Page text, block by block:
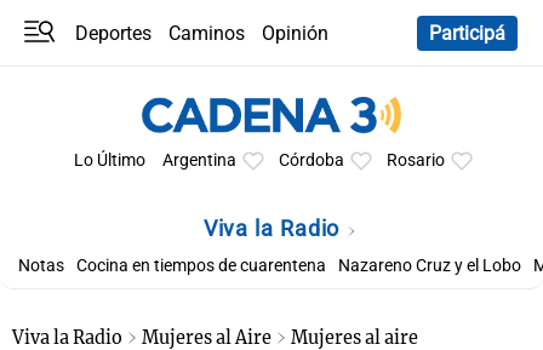
Deportes Caminos
Opinión
Participá
Lo Último Argentina Córdoba Rosario
Viva la Radio
Notas Cocina en tiempos de cuarentena Nazareno Cruz y el Lobo
Viva la Radio Mujeres al Aire Mujeres al aire